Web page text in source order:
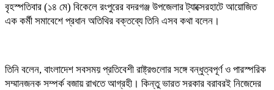
বৃহস্পতিবার (১৪ মে) বিকেলে রংপুরের বদরগঞ্জ উপজেলার ট্যাক্সেরহাটে আয়োজিত
এক কর্মী সমাবেশে প্রধান অতিথির বক্তব্যে তিনি এসব কথা বলেন।
তিনি বলেন, বাংলাদেশ সবসময় প্রতিবেশী রাষ্ট্রগুলোর সঙ্গে বন্ধুত্বপূর্ণ ও পারস্পরিক
সম্মানজনক সম্পর্ক বজায় রাখতে আগ্রহী। কিন্তু ভারত সরকার বরাবরই নিজেদের